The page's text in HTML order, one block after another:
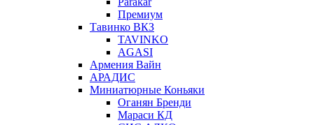
Премиум
Тавинко ВКЗ
TAVINKO
AGASI
Армения Вайн
АРАДИС
Миниатюрные Коньяки
Оганян Бренди
Мараси КД